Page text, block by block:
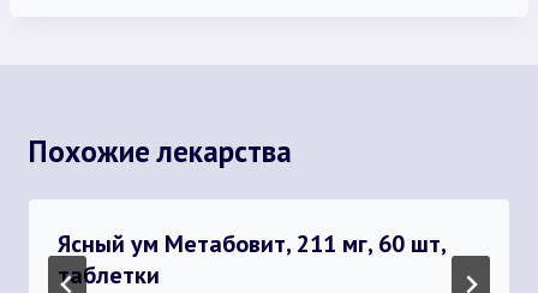
Похожие лекарства
Ясный ум Метабовит, 211 мг, 60 шт,
таблетки